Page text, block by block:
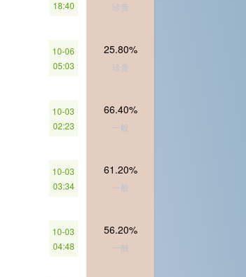
18:40
珍贵
10-06
05:03
25.80%
珍贵
10-03
02:23
66.40%
一般
10-03
03:34
61.20%
一般
10-03
04:48
56.20%
一般